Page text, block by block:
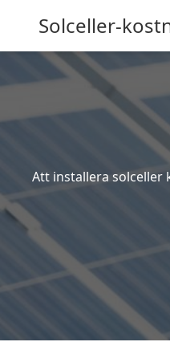
Solceller-
Att installera solceller